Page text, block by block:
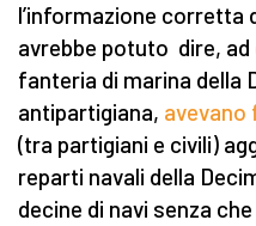
l’informazione corretta
avrebbe potuto dire,
fanteria di marina della
antipartigiana, avevano
(tra partigiani e civili)
reparti navali della
decine di navi senza